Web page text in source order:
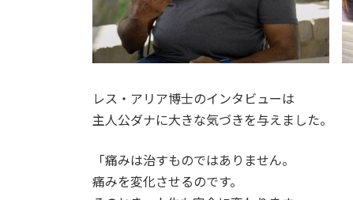
レス・アリア博士のインタビューは
主人公ダナに大きな気づきを与えました。
「痛みは治すものではありません。
痛みを変化させるのです。